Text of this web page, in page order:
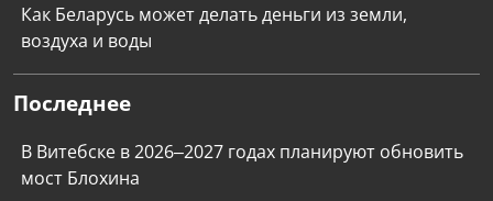
Как Беларусь может делать деньги из земли,
воздуха и воды
Последнее
В Витебске в 2026–2027 годах планируют обновить
мост Блохина